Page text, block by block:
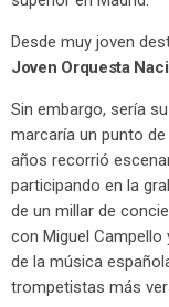
Desde muy joven
Joven Orquesta
Sin embargo, sería su
marcaría un punto
años recorrió
participando en la
de un millar de
con Miguel
de la música
trompetistas más